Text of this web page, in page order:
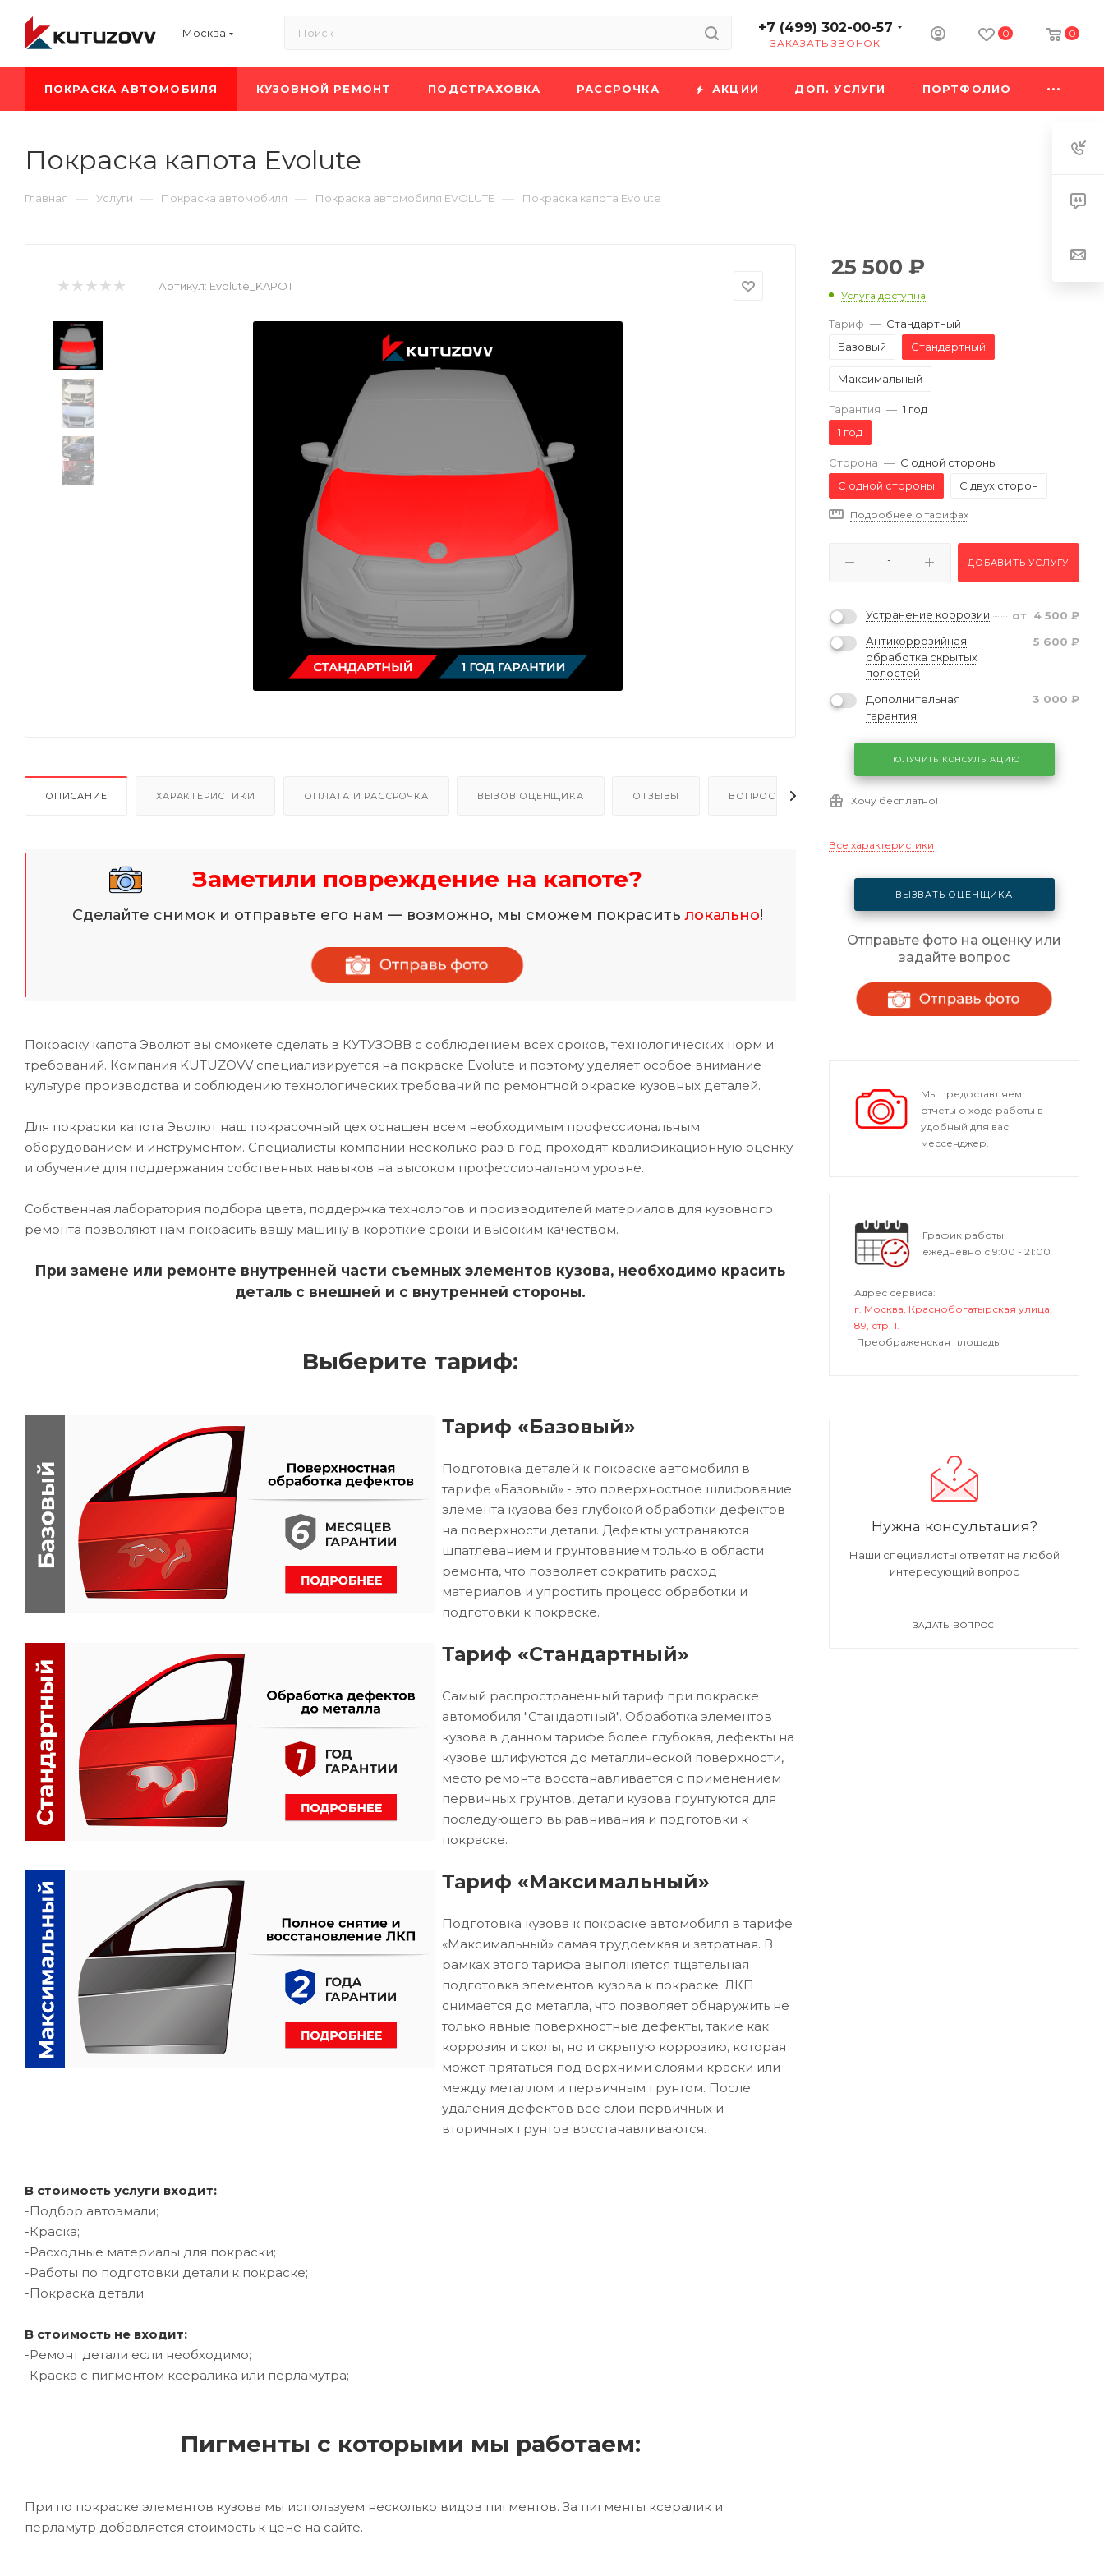
Москва +7 (499) 302-00-57
ЗАКАЗАТЬ ЗВОНОК
0 0
ПОКРАСКА АВТОМОБИЛЯ КУЗОВНОЙ РЕМОНТ ПОДСТРАХОВКА РАССРОЧКА АКЦИИ ДОП. УСЛУГИ ПОРТФОЛИО
Покраска капота Evolute
Главная — Услуги — Покраска автомобиля — Покраска автомобиля EVOLUTE — Покраска капота Evolute
Артикул: Evolute_KAPOT
ОПИСАНИЕ ХАРАКТЕРИСТИКИ ОПЛАТА И РАССРОЧКА ВЫЗОВ ОЦЕНЩИКА ОТЗЫВЫ ВОПРОСЫ - ОТВЕТЫ
Заметили повреждение на капоте?
Сделайте снимок и отправьте его нам — возможно, мы сможем покраситьлокально!
Покраску капота Эволют вы сможете сделать в КУТУЗОВВ с соблюдением всех сроков, технологических норм и
требований. Компания KUTUZOVV специализируется на покраске Evolute и поэтому уделяет особое внимание
культуре производства и соблюдению технологических требований по ремонтной окраске кузовных деталей.
Для покраски капота Эволют наш покрасочный цех оснащен всем необходимым профессиональным
оборудованием и инструментом. Специалисты компании несколько раз в год проходят квалификационную оценку
и обучение для поддержания собственных навыков на высоком профессиональном уровне.
Собственная лаборатория подбора цвета, поддержка технологов и производителей материалов для кузовного
ремонта позволяют нам покрасить вашу машину в короткие сроки и высоким качеством.
При замене или ремонте внутренней части съемных элементов кузова, необходимо красить
деталь с внешней и с внутренней стороны.
Выберите тариф:
Тариф «Базовый»
Подготовка деталей к покраске автомобиля в
тарифе «Базовый» - это поверхностное шлифование
элемента кузова без глубокой обработки дефектов
на поверхности детали. Дефекты устраняются
шпатлеванием и грунтованием только в области
ремонта, что позволяет сократить расход
материалов и упростить процесс обработки и
подготовки к покраске.
Тариф «Стандартный»
Самый распространенный тариф при покраске
автомобиля "Стандартный". Обработка элементов
кузова в данном тарифе более глубокая, дефекты на
кузове шлифуются до металлической поверхности,
место ремонта восстанавливается с применением
первичных грунтов, детали кузова грунтуются для
последующего выравнивания и подготовки к
покраске.
Тариф «Максимальный»
Подготовка кузова к покраске автомобиля в тарифе
«Максимальный» самая трудоемкая и затратная. В
рамках этого тарифа выполняется тщательная
подготовка элементов кузова к покраске. ЛКП
снимается до металла, что позволяет обнаружить не
только явные поверхностные дефекты, такие как
коррозия и сколы, но и скрытую коррозию, которая
может прятаться под верхними слоями краски или
между металлом и первичным грунтом. После
удаления дефектов все слои первичных и
вторичных грунтов восстанавливаются.
В стоимость услуги входит:
-Подбор автоэмали;
-Краска;
-Расходные материалы для покраски;
-Работы по подготовки детали к покраске;
-Покраска детали;
В стоимость не входит:
-Ремонт детали если необходимо;
-Краска с пигментом ксералика или перламутра;
Пигменты с которыми мы работаем:
При по покраске элементов кузова мы используем несколько видов пигментов. За пигменты ксералик и
перламутр добавляется стоимость к цене на сайте.
25 500 ₽
Услуга доступна
Тариф — Стандартный
Базовый
Стандартный
Максимальный
Гарантия — 1 год
1 год
Сторона — С одной стороны
С одной стороны
С двух сторон
Подробнее о тарифах
ДОБАВИТЬ УСЛУГУ
Устранение коррозии от 4 500 ₽
Антикоррозийная
обработка скрытых
полостей
5 600 ₽
Дополнительная
гарантия
3 000 ₽
ПОЛУЧИТЬ КОНСУЛЬТАЦИЮ
Хочу бесплатно!
Все характеристики
ВЫЗВАТЬ ОЦЕНЩИКА
Отправьте фото на оценку или
задайте вопрос
Мы предоставляем
отчеты о ходе работы в
удобный для вас
мессенджер.
График работы
ежедневно с 9:00 - 21:00
Адрес сервиса:
г. Москва, Краснобогатырская улица,
89, стр. 1.
Преображенская площадь
Нужна консультация?
Наши специалисты ответят на любой
интересующий вопрос
ЗАДАТЬ ВОПРОС